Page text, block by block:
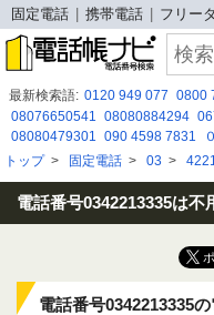
固定電話 携帯電話 フリー
最新検索語: 0120 949 077 0800
08076650541
08080884294
08080479301 090 4598 7831
0120 929 090 070-2642-5619
０８００１００７６３４
0120366547 08074841883
トップ> 固定電話 > 03 > 4221
電話番号0342213335は
電話番号0342213335